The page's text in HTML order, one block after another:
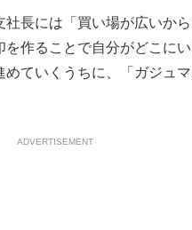
長には「買い場が広いか
作ることで自分がどこに
ていくうちに、「ガジュ
ADVERTISEMENT